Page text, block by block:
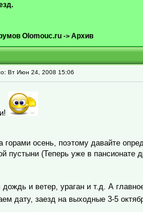
Olomouc.ru -> Архив
Вт Июн 24, 2008 15:06
горами осень, поэтому давайте
пустыни (Теперь уже в пансионате
и ветер, ураган и т.д. А
дату, заезд на выходные 3-5